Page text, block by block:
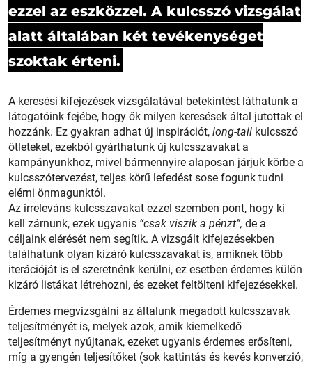
ezzel az eszközzel. A kulcsszó vizsgálat
alatt általában két tevékenységet
szoktak érteni.
A keresési kifejezések vizsgálatával betekintést láthatunk a
látogatóink fejébe, hogy ők milyen keresések által jutottak el
hozzánk. Ez gyakran adhat új inspirációt, long-tail kulcsszó
ötleteket, ezekből gyárthatunk új kulcsszavakat a
kampányunkhoz, mivel bármennyire alaposan járjuk körbe a
kulcsszótervezést, teljes körű lefedést sose fogunk tudni
elérni önmagunktól.
Az irreleváns kulcsszavakat ezzel szemben pont, hogy ki
kell zárnunk, ezek ugyanis “csak viszik a pénzt”, de a
céljaink elérését nem segítik. A vizsgált kifejezésekben
találhatunk olyan kizáró kulcsszavakat is, amiknek több
iterációját is el szeretnénk kerülni, ez esetben érdemes külön
kizáró listákat létrehozni, és ezeket feltölteni kifejezésekkel.
Érdemes megvizsgálni az általunk megadott kulcsszavak
teljesítményét is, melyek azok, amik kiemelkedő
teljesítményt nyújtanak, ezeket ugyanis érdemes erősíteni,
míg a gyengén teljesítőket (sok kattintás és kevés konverzió,